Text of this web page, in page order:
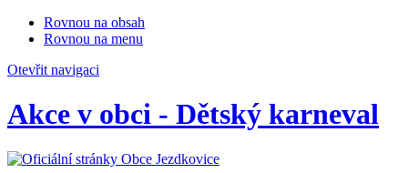
Rovnou na obsah
Rovnou na menu
Otevřit navigaci
Akce v obci - Dětský karneval